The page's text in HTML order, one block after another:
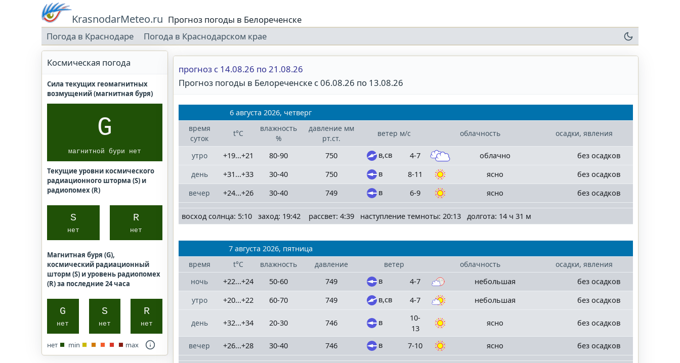
KrasnodarMeteo.ru Прогноз погоды в Белореченске
Погода в Краснодаре
Погода в Краснодарском крае
Космическая погода
Сила текущих геомагнитных
возмущений (магнитная буря)
G
магнитной бури нет
Текущие уровни космического
радиационного шторма (S) и
радиопомех (R)
S
нет
R
нет
Магнитная буря (G),
космический радиационный
шторм (S) и уровень радиопомех
(R) за последние 24 часа
G
нет
S
нет
R
нет
нет min max
прогноз с 14.08.26 по 21.08.26
Прогноз погоды в Белореченске с 06.08.26 по 13.08.26
6 августа 2026, четверг
время
суток
t°C
влажность
%
давление мм
рт.ст.
ветер м/с облачность осадки, явления
утро +19...+21 80-90 750 в,св 4-7 облачно без осадков
день +31...+33 30-40 750 в 8-11 ясно без осадков
вечер +24...+26 30-40 749 в 6-9 ясно без осадков
восход солнца: 5:10 заход: 19:42 рассвет: 4:39 наступление темноты: 20:13 долгота: 14 ч 31 м
7 августа 2026, пятница
время t°C влажность давление ветер облачность
осадки, явления
ночь
+22...+24 50-60 749 в 4-7 небольшая без осадков
утро +20...+22 60-70 749 в,св 4-7 небольшая без осадков
день +32...+34 20-30 746 в
10-
13
ясно без осадков
вечер +26...+28 30-40 746 в 7-10 ясно без осадков